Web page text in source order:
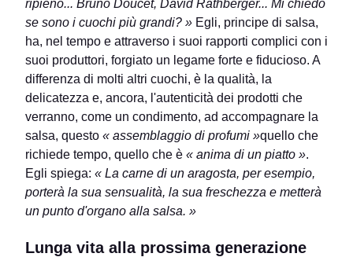
ripieno... Bruno Doucet, David Rathberger... Mi chiedo
se sono i cuochi più grandi? » Egli, principe di salsa,
ha, nel tempo e attraverso i suoi rapporti complici con i
suoi produttori, forgiato un legame forte e fiducioso. A
differenza di molti altri cuochi, è la qualità, la
delicatezza e, ancora, l'autenticità dei prodotti che
verranno, come un condimento, ad accompagnare la
salsa, questo « assemblaggio di profumi »quello che
richiede tempo, quello che è « anima di un piatto ».
Egli spiega: « La carne di un aragosta, per esempio,
porterà la sua sensualità, la sua freschezza e metterà
un punto d'organo alla salsa. »
Lunga vita alla prossima generazione